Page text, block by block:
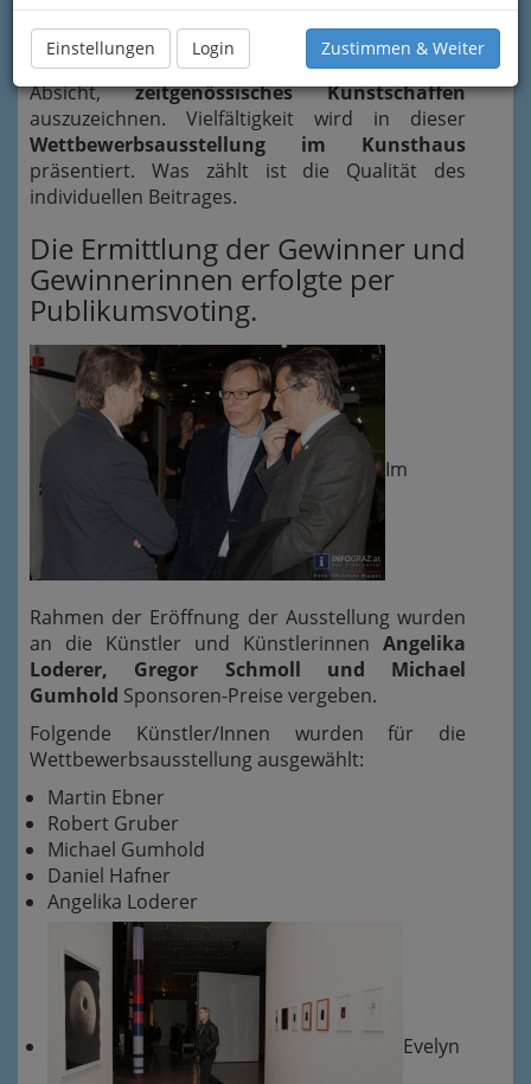
Einstellungen Login Zustimmen & Weiter
Kunstschaffende, deren Biografien in einem
Zusammenhang mit der Steiermark stehen. Mit
diesem Preis verbindet das Land Steiermark die
Absicht,zeitgenössisches Kunstschaffen
auszuzeichnen. Vielfältigkeit wird in dieser
Wettbewerbsausstellung im Kunsthaus
präsentiert. Was zählt ist die Qualität des
individuellen Beitrages.
Die Ermittlung der Gewinner und
Gewinnerinnen erfolgte per
Publikumsvoting.
Im
Rahmen der Eröffnung der Ausstellung wurden
an die Künstler und Künstlerinnen Angelika
Loderer, Gregor Schmoll und Michael
Gumhold Sponsoren-Preise vergeben.
Folgende Künstler/Innen wurden für die
Wettbewerbsausstellung ausgewählt:
Martin Ebner
Robert Gruber
Michael Gumhold
Daniel Hafner
Angelika Loderer
Evelyn